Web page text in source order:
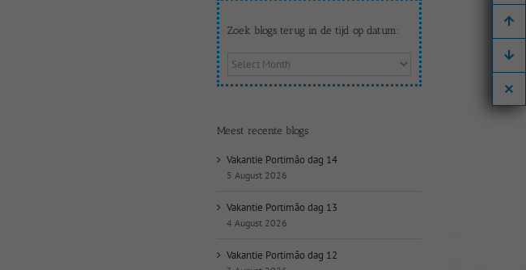
Zoek blogs terug in de tijd op datum:
Zoek
op
datum:
Meest recente blogs
Vakantie Portimão dag 14
5 August 2026
Vakantie Portimão dag 13
4 August 2026
Vakantie Portimão dag 12